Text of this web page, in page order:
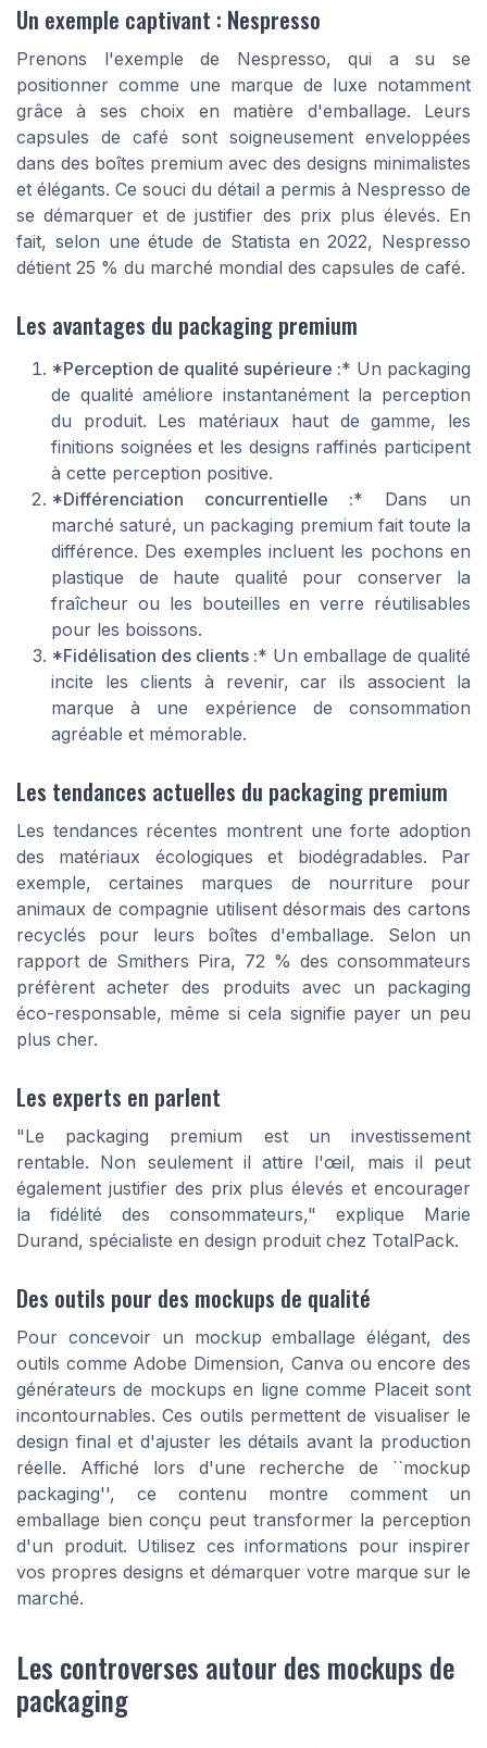
Un exemple captivant : Nespresso
Prenons l'exemple de Nespresso, qui a su se
positionner comme une marque de luxe notamment
grâce à ses choix en matière d'emballage. Leurs
capsules de café sont soigneusement enveloppées
dans des boîtes premium avec des designs minimalistes
et élégants. Ce souci du détail a permis à Nespresso de
se démarquer et de justifier des prix plus élevés. En
fait, selon une étude de Statista en 2022, Nespresso
détient 25 % du marché mondial des capsules de café.
Les avantages du packaging premium
*Perception de qualité supérieure :* Un packaging
de qualité améliore instantanément la perception
du produit. Les matériaux haut de gamme, les
finitions soignées et les designs raffinés participent
à cette perception positive.
*Différenciation concurrentielle :* Dans un
marché saturé, un packaging premium fait toute la
différence. Des exemples incluent les pochons en
plastique de haute qualité pour conserver la
fraîcheur ou les bouteilles en verre réutilisables
pour les boissons.
*Fidélisation des clients :* Un emballage de qualité
incite les clients à revenir, car ils associent la
marque à une expérience de consommation
agréable et mémorable.
Les tendances actuelles du packaging premium
Les tendances récentes montrent une forte adoption
des matériaux écologiques et biodégradables. Par
exemple, certaines marques de nourriture pour
animaux de compagnie utilisent désormais des cartons
recyclés pour leurs boîtes d'emballage. Selon un
rapport de Smithers Pira, 72 % des consommateurs
préfèrent acheter des produits avec un packaging
éco-responsable, même si cela signifie payer un peu
plus cher.
Les experts en parlent
"Le packaging premium est un investissement
rentable. Non seulement il attire l'œil, mais il peut
également justifier des prix plus élevés et encourager
la fidélité des consommateurs," explique Marie
Durand, spécialiste en design produit chez TotalPack.
Des outils pour des mockups de qualité
Pour concevoir un mockup emballage élégant, des
outils comme Adobe Dimension, Canva ou encore des
générateurs de mockups en ligne comme Placeit sont
incontournables. Ces outils permettent de visualiser le
design final et d'ajuster les détails avant la production
réelle. Affiché lors d'une recherche de ``mockup
packaging'', ce contenu montre comment un
emballage bien conçu peut transformer la perception
d'un produit. Utilisez ces informations pour inspirer
vos propres designs et démarquer votre marque sur le
marché.
Les controverses autour des mockups de
packaging